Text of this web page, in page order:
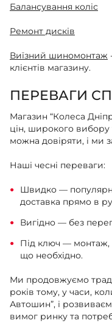
Балансування коліс
Ремонт дисків
Виїзний шиномонтаж
клієнтів магазину.
ПЕРЕВАГИ
Магазин “Колеса
цін, широкого вибору
можна довіряти, і ми
Наші чесні переваги:
Швидко —
доставка прямо в
Вигідно — без
Під ключ — монтаж,
що необхідно.
Ми продовжуємо
років тому, у часи,
Автошин”, і
вимог ринку та